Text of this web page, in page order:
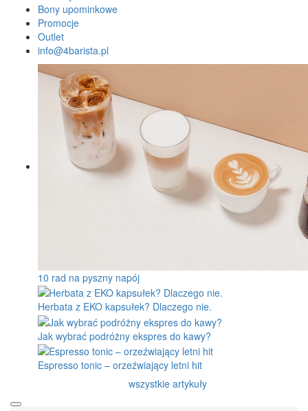
Bony upominkowe
Promocje
Outlet
info@4barista.pl
10 rad na pyszny napój
Herbata z EKO kapsułek? Dlaczego nie.
Jak wybrać podróżny ekspres do kawy?
Espresso tonic – orzeźwiający letni hit
wszystkie artykuły